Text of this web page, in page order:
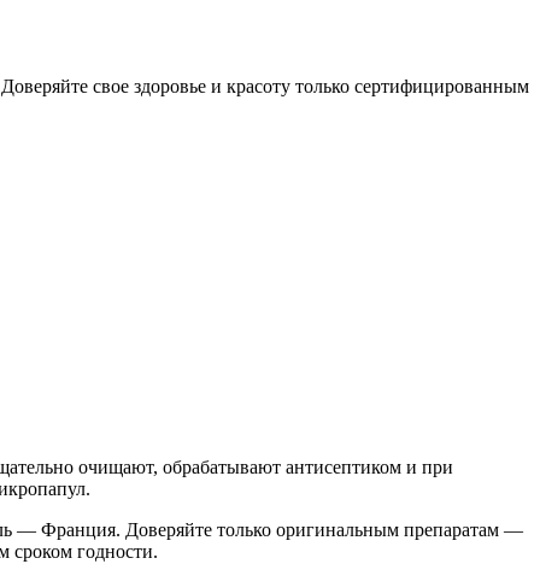
свое здоровье и красоту только сертифицированным
очищают, обрабатывают антисептиком и при
— Франция. Доверяйте только оригинальным препаратам —
сроком годности.